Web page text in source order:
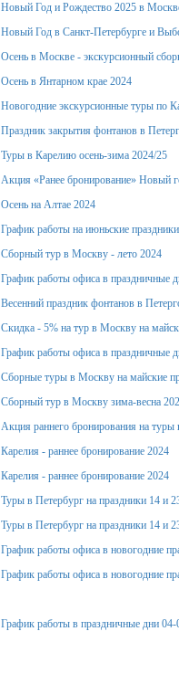
Новый Год и Рождество 2025 в
Новый Год в Санкт-Петербурге и
Осень в Москве - экскурсионный
Осень в Янтарном крае 2024
Новогодние экскурсионные туры по
Праздник закрытия фонтанов в
Туры в Карелию осень-зима 2024/25
Акция «Ранее бронирование» Новый
Осень на Алтае 2024
График работы на июньские праздники
Сборный тур в Москву - лето 2024
График работы офиса в праздничные
Весенний праздник фонтанов в
Скидка - 5% на тур в Москву на
График работы офиса в праздничные
Сборные туры в Москву на майские
Сборный тур в Москву зима-весна
Акция раннего бронирования на туры
Карелия - раннее бронирование 2024
Карелия - раннее бронирование 2024
Туры в Петербург на праздники 14 и
Туры в Петербург на праздники 14 и
График работы офиса в новогодние
График работы офиса в новогодние
График работы в праздничные дни